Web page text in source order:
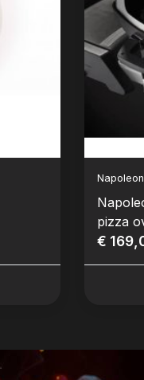
Napoleon
pizza
€